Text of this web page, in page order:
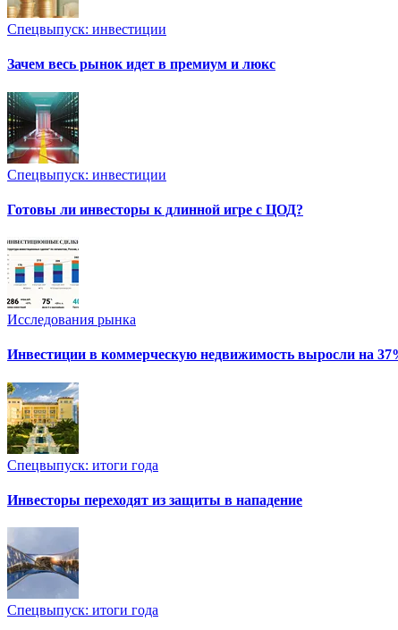
Спецвыпуск: инвестиции
Зачем весь рынок идет в премиум и люкс
Спецвыпуск: инвестиции
Готовы ли инвесторы к длинной игре с ЦОД?
Исследования рынка
Инвестиции в коммерческую недвижимость выросли на
Спецвыпуск: итоги года
Инвесторы переходят из защиты в нападение
Спецвыпуск: итоги года